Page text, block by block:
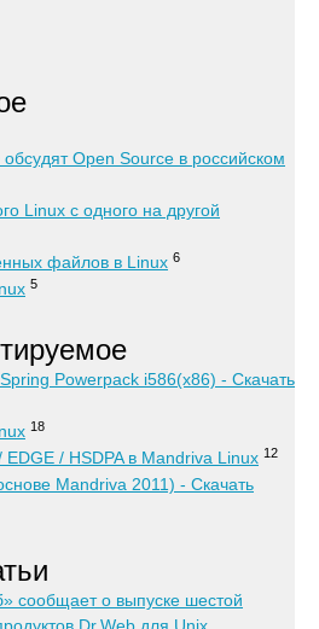
Open Source в российском
Linux с одного на другой
файлов в Linux 6
5
Powerpack i586(x86) - Скачать
18
EDGE / HSDPA в Mandriva Linux 12
Mandriva 2011) - Скачать
сообщает о выпуске шестой